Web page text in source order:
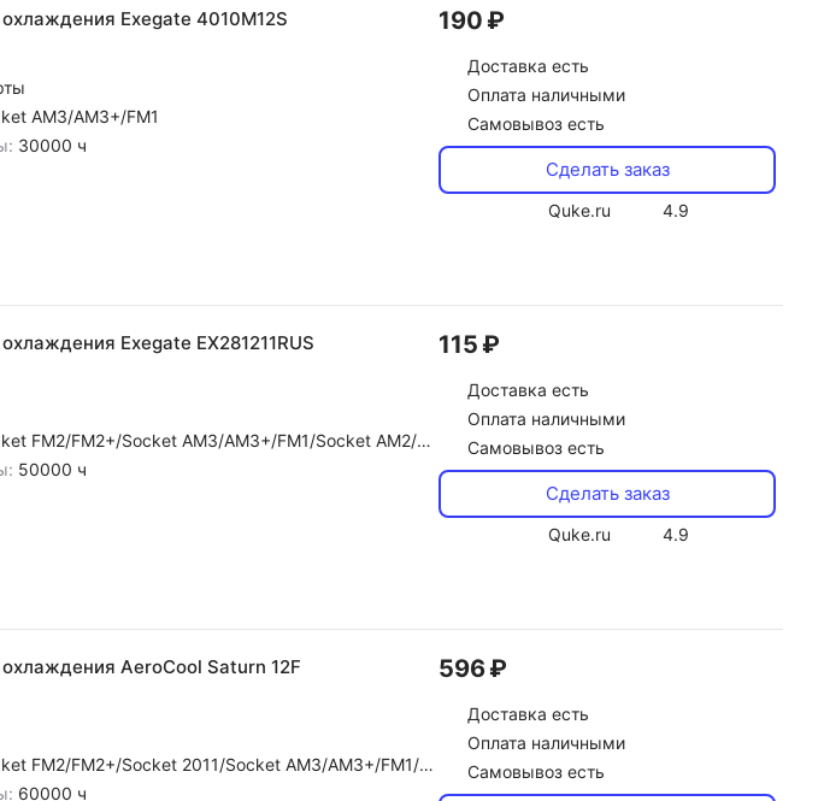
Exegate 4010M12S
AM3/AM3+/FM1
30000 ч
190 ₽
Доставка есть
Оплата наличными
Самовывоз есть
Сделать заказ
Quke.ru 4.9
Exegate EX281211RUS
FM2/FM2+/Socket AM3/AM3+/FM1/Socket AM2/AM2+
50000 ч
115 ₽
Доставка есть
Оплата наличными
Самовывоз есть
Сделать заказ
Quke.ru 4.9
AeroCool Saturn 12F
FM2/FM2+/Socket 2011/Socket AM3/AM3+/FM1/Socket 754/Socket AM2/AM2+
60000 ч
596 ₽
Доставка есть
Оплата наличными
Самовывоз есть